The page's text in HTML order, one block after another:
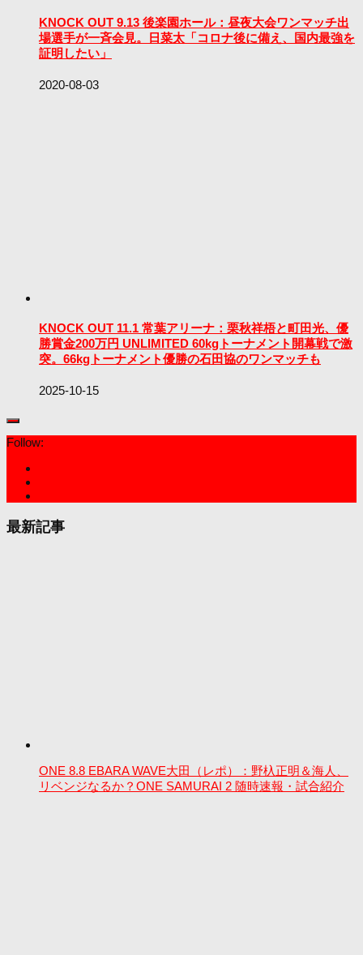
KNOCK OUT 9.13 後楽園ホール：昼夜大会ワンマッチ出
場選手が一斉会見。日菜太「コロナ後に備え、国内最強を
証明したい」
2020-08-03
KNOCK OUT 11.1 常葉アリーナ：栗秋祥梧と町田光、優
勝賞金200万円 UNLIMITED 60kgトーナメント開幕戦で激
突。66kgトーナメント優勝の石田協のワンマッチも
2025-10-15
Follow:
最新記事
ONE 8.8 EBARA WAVE大田（レポ）：野杁正明＆海人、
リベンジなるか？ONE SAMURAI 2 随時速報・試合紹介